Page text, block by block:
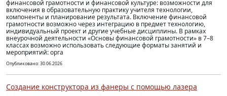
финансовой грамотности и финансовой культуре: возможности для
включения в образовательную практику учителя технологии,
компоненты и планирование результата. Включение финансовой
грамотности возможно через интеграцию в предмет технологию,
индивидуальный проект и другие учебные дисциплины. В рамках
внеурочной деятельности «Основы финансовой грамотности» в 7–8
классах возможно использовать следующие форматы занятий и
мероприятий: орга
Опубликовано: 30.06.2026
Создание конструктора из фанеры с помощью лазера